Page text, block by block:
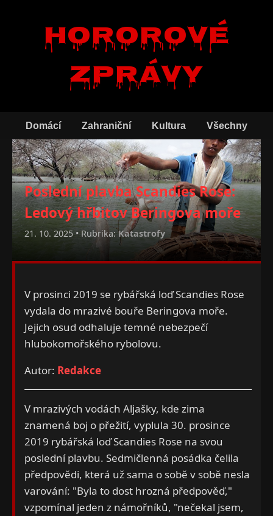
Hororové
zprávy
Domácí Zahraniční Kultura Všechny
Poslední plavba Scandies Rose:
Ledový hřbitov Beringova moře
21. 10. 2025 • Rubrika:Katastrofy
V prosinci 2019 se rybářská loď Scandies Rose
vydala do mrazivé bouře Beringova moře.
Jejich osud odhaluje temné nebezpečí
hlubokomořského rybolovu.
Autor: Redakce
V mrazivých vodách Aljašky, kde zima
znamená boj o přežití, vyplula 30. prosince
2019 rybářská loď Scandies Rose na svou
poslední plavbu. Sedmičlenná posádka čelila
předpovědi, která už sama o sobě v sobě nesla
varování: "Byla to dost hrozná předpověď,"
vzpomínal jeden z námořníků, "nečekal jsem,